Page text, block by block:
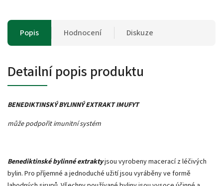
Popis Hodnocení Diskuze
Detailní popis produktu
BENEDIKTINSKÝ BYLINNÝ EXTRAKT IMUFYT
může podpořit imunitní systém
Benediktinské bylinné extraktyjsou vyrobeny macerací z léčivých
bylin. Pro příjemné a jednoduché užití jsou vyráběny ve formě